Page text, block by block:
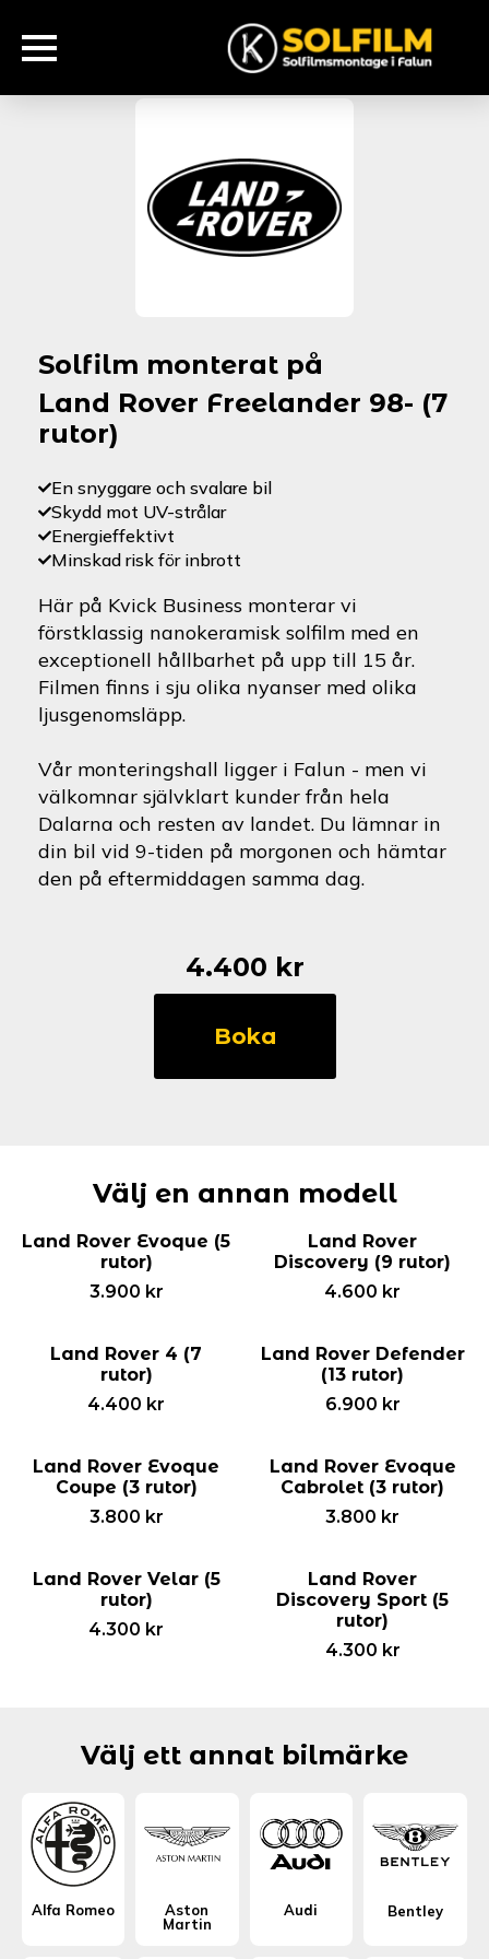
Solfilm monterat på
Land Rover Freelander 98- (7
rutor)
En snyggare och svalare bil
Skydd mot UV-strålar
Energieffektivt
Minskad risk för inbrott
Här på Kvick Business monterar vi
förstklassig nanokeramisk solfilm med en
exceptionell hållbarhet på upp till 15 år.
Filmen finns i sju olika nyanser med olika
ljusgenomsläpp.
Vår monteringshall ligger i Falun - men vi
välkomnar självklart kunder från hela
Dalarna och resten av landet. Du lämnar in
din bil vid 9-tiden på morgonen och hämtar
den på eftermiddagen samma dag.
4.400 kr
Land
Freelander
(7
Boka
Välj en annan modell
Land Rover Evoque (5
rutor)
3.900 kr
Land Rover
Discovery (9 rutor)
4.600 kr
Land Rover 4 (7
rutor)
4.400 kr
Land Rover Defender
(13 rutor)
6.900 kr
Land Rover Evoque
Coupe (3 rutor)
3.800 kr
Land Rover Evoque
Cabrolet (3 rutor)
3.800 kr
Land Rover Velar (5
rutor)
4.300 kr
Land Rover
Discovery Sport (5
rutor)
4.300 kr
Välj ett annat bilmärke
Alfa Romeo
Aston
Martin
Audi Bentley